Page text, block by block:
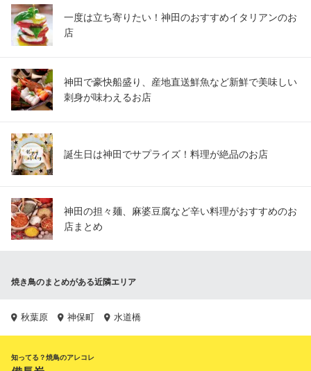
一度は立ち寄りたい！神田のおすすめイタリアンのお
店
神田で豪快船盛り、産地直送鮮魚など新鮮で美味しい
刺身が味わえるお店
誕生日は神田でサプライズ！料理が絶品のお店
神田の担々麺、麻婆豆腐など辛い料理がおすすめのお
店まとめ
焼き鳥のまとめがある近隣エリア
秋葉原 神保町 水道橋
知ってる？焼鳥のアレコレ